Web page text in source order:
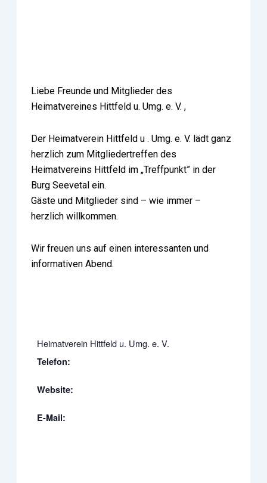
Liebe Freunde und Mitglieder des
Heimatvereines Hittfeld u. Umg. e. V. ,
Der Heimatverein Hittfeld u . Umg. e. V. lädt ganz
herzlich zum Mitgliedertreffen des
Heimatvereins Hittfeld im „Treffpunkt” in der
Burg Seevetal ein.
Gäste und Mitglieder sind – wie immer –
herzlich willkommen.
Wir freuen uns auf einen interessanten und
informativen Abend.
Heimatverein Hittfeld u. Umg. e. V.
Telefon:
Website:
E-Mail: